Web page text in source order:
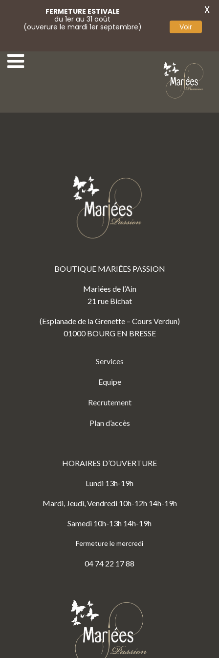
BOUTIQUE MARIÉES PASSION
Mariées de l’Ain
21 rue Bichat
(Esplanade de la Grenette – Cours Verdun)
01000 BOURG EN BRESSE
Services
Equipe
Recrutement
Plan d’accès
HORAIRES D’OUVERTURE
Lundi 13h-19h
Mardi, Jeudi, Vendredi 10h-12h 14h-19h
Samedi 10h-13h 14h-19h
Fermeture le mercredi
04 74 22 17 88
FERMETURE ESTIVALE
du 1er au 31 août
(ouverure le mardi 1er septembre)
Voir
X